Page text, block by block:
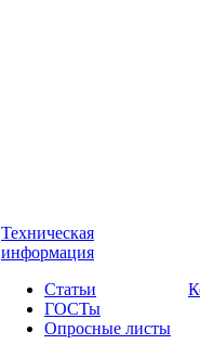
Техническая
информация
Статьи
ГОСТы
Опросные листы